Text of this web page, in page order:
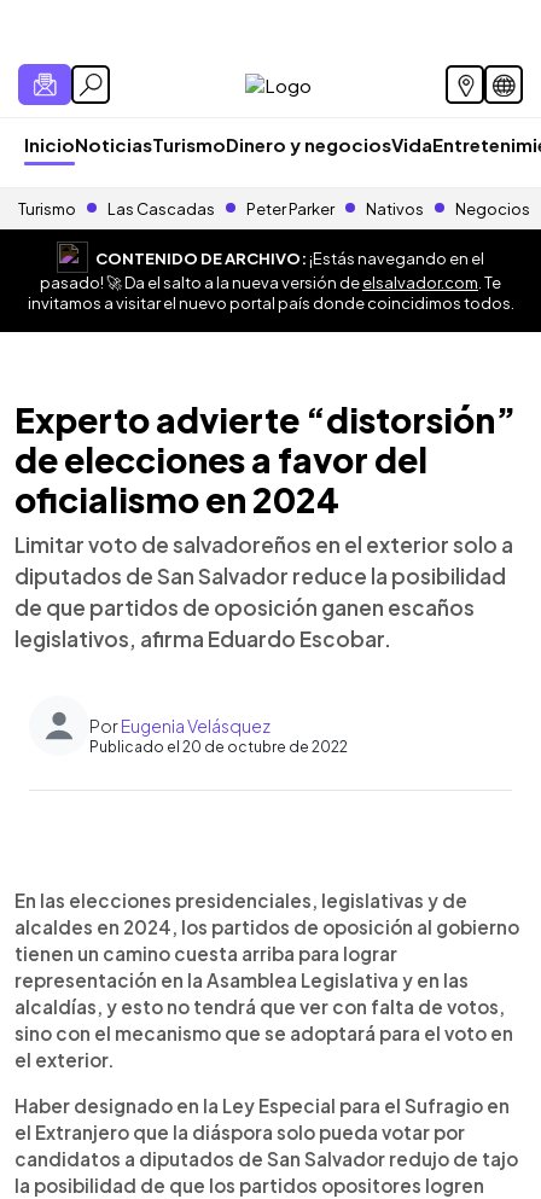
InicioNoticiasTurismoDinero y negociosVida
Turismo Las Cascadas Peter Parker Nativos Negocios
CONTENIDO DE ARCHIVO:¡Estás navegando en el
pasado! 🚀 Da el salto a la nueva versión deelsalvador.com . Te
invitamos a visitar el nuevo portal país donde coincidimos todos.
Experto advierte “distorsión”
de elecciones a favor del
oficialismo en 2024
Limitar voto de salvadoreños en el exterior solo a
diputados de San Salvador reduce la posibilidad
de que partidos de oposición ganen escaños
legislativos, afirma Eduardo Escobar.
PorEugenia Velásquez
Publicado el 20 de octubre de 2022
► Escuchar artículo
En las elecciones presidenciales, legislativas y de
alcaldes en 2024, los partidos de oposición al gobierno
tienen un camino cuesta arriba para lograr
representación en la Asamblea Legislativa y en las
alcaldías, y esto no tendrá que ver con falta de votos,
sino con el mecanismo que se adoptará para el voto en
el exterior.
Haber designado en la Ley Especial para el Sufragio en
el Extranjero que la diáspora solo pueda votar por
candidatos a diputados de San Salvador redujo de tajo
la posibilidad de que los partidos opositores logren